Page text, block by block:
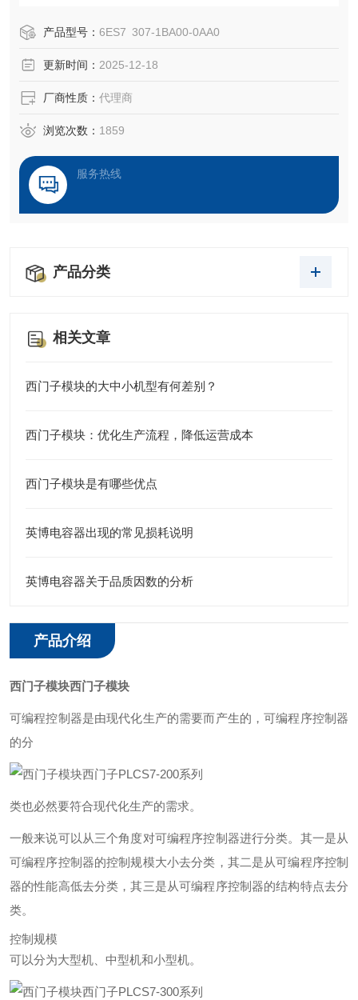
等。 西门子S7系列PLC体积小、速度快、标准化，具有网络
型PLC（如S7-200），小规模
产品型号： 6ES7 307-1BA00-0AA0
更新时间： 2025-12-18
厂商性质： 代理商
浏览次数： 1859
服务热线
产品分类
相关文章
西门子模块的大中小机型有何差别？
西门子模块：优化生产流程，降低运营成本
西门子模块是有哪些优点
英博电容器出现的常见损耗说明
英博电容器关于品质因数的分析
产品介绍
西门子模块西门子模块
可编程控制器是由现代化生产的需要而产生的，可编程序控制器
的分
西门子PLCS7-200系列
类也必然要符合现代化生产的需求。
一般来说可以从三个角度对可编程序控制器进行分类。其一是从
可编程序控制器的控制规模大小去分类，其二是从可编程序控制
器的性能高低去分类，其三是从可编程序控制器的结构特点去分
类。
控制规模
可以分为大型机、中型机和小型机。
西门子PLCS7-300系列